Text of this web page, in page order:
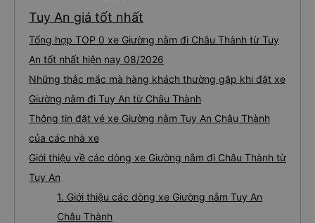
Tuy An giá tốt nhất
Tổng hợp TOP 0 xe Giường nằm đi Châu Thành từ Tuy
An tốt nhất hiện nay 08/2026
Những thắc mắc mà hàng khách thường gặp khi đặt xe
Giường nằm đi Tuy An từ Châu Thành
Thông tin đặt vé xe Giường nằm Tuy An Châu Thành
của các nhà xe
Giới thiệu về các dòng xe Giường nằm đi Châu Thành từ
Tuy An
1. Giới thiệu các dòng xe Giường nằm Tuy An
Châu Thành